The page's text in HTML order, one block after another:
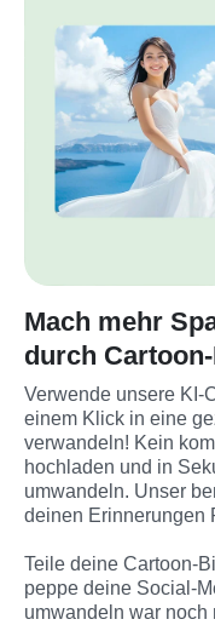
Mach mehr
durch
Verwende unsere KI-
einem Klick in eine
verwandeln! Kein
hochladen und in
umwandeln. Unser
deinen Erinnerungen
Teile deine Cartoon-
peppe deine Social-
umwandeln war noch